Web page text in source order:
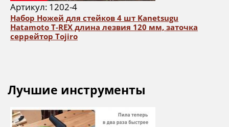
Артикул: 1202-4
Набор Ножей для стейков 4 шт Kanetsugu
Hatamoto T-REX длина лезвия 120 мм, заточка
серрейтор Tojiro
Лучшие инструменты